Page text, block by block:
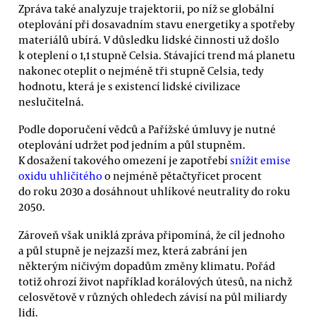
Zpráva také analyzuje trajektorii, po níž se globální
oteplování při dosavadním stavu energetiky a spotřeby
materiálů ubírá. V důsledku lidské činnosti už došlo
k oteplení o 1,1 stupně Celsia. Stávající trend má planetu
nakonec oteplit o nejméně tři stupně Celsia, tedy
hodnotu, která je s existencí lidské civilizace
neslučitelná.
Podle doporučení vědců a Pařížské úmluvy je nutné
oteplování udržet pod jedním a půl stupněm.
K dosažení takového omezení je zapotřebísnížit emise
oxidu uhličitéhoo nejméně pětačtyřicet procent
do roku 2030 a dosáhnout uhlíkové neutrality do roku
2050.
Zároveň však uniklá zpráva připomíná, že cíl jednoho
a půl stupně je nejzazší mez, která zabrání jen
některým ničivým dopadům změny klimatu. Pořád
totiž ohrozí život například korálových útesů, na nichž
celosvětově v různých ohledech závisí na půl miliardy
lidí.